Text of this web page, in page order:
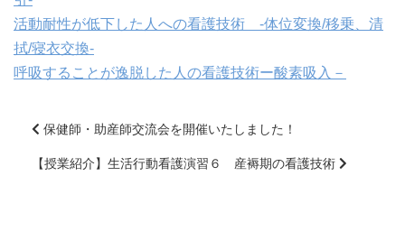
活動耐性が低下した人への看護技術 -体位変換/移乗、清
拭/寝衣交換-
呼吸することが逸脱した人の看護技術ー酸素吸入－
保健師・助産師交流会を開催いたしました！
【授業紹介】生活行動看護演習６ 産褥期の看護技術